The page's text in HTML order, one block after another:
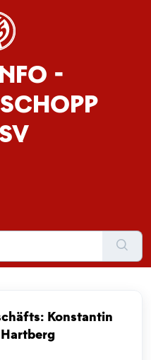
-
Konstantin